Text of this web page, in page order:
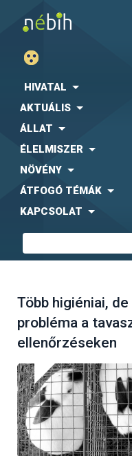
HIVATAL
AKTUÁLIS
ÁLLAT
ÉLELMISZER
NÖVÉNY
ÁTFOGÓ TÉMÁK
KAPCSOLAT
Több higiéniai,
probléma a
ellenőrzéseken